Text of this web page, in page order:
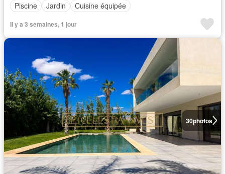
Piscine
Jardin Cuisine équipée
Il y a 3 semaines, 1 jour
30photos